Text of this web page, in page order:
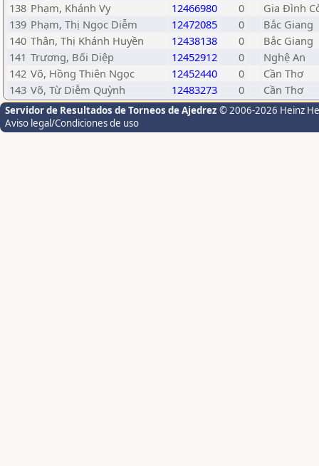
138 Phạm, Khánh Vy 12466980 0
Gia Đình
139 Phạm, Thị Ngọc Diễm 12472085 0
Bắc Giang
140 Thân, Thị Khánh Huyền 12438138 0
Bắc Giang
141 Trương, Bối Diệp 12452912 0
Nghệ An
142 Võ, Hồng Thiên Ngọc 12452440 0
Cần Thơ
143 Võ, Từ Diễm Quỳnh 12483273 0 Cần Thơ
Servidor de Resultados de Torneos de Ajedrez © 2006-2026 Heinz
Aviso legal/Condiciones de uso